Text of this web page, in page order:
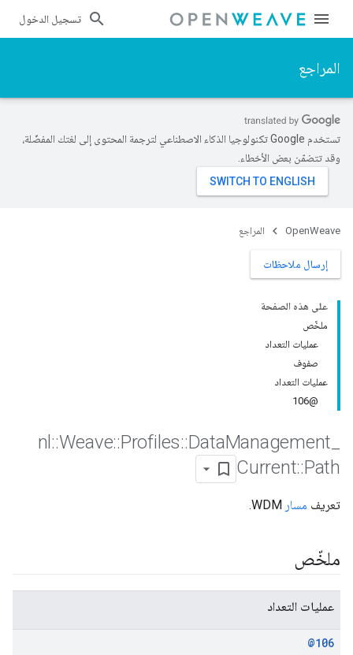
تسجيل الدخول
المراجع
تستخدم Google تكنولوجيا الذكاء الاصطناعي لترجمة المحتوى إلى لغتك المفضّلة،
وقد تتضمّن بعض الأخطاء.
OpenWeave المراجع
إرسال ملاحظات
على هذه الصفحة
ملخّص
عمليات التعداد
صفوف
عمليات التعداد
@106
nl ::Weave::Profiles::DataManagement
Current::Path
تعريف مسار
ملخّص
عمليات التعداد
@106